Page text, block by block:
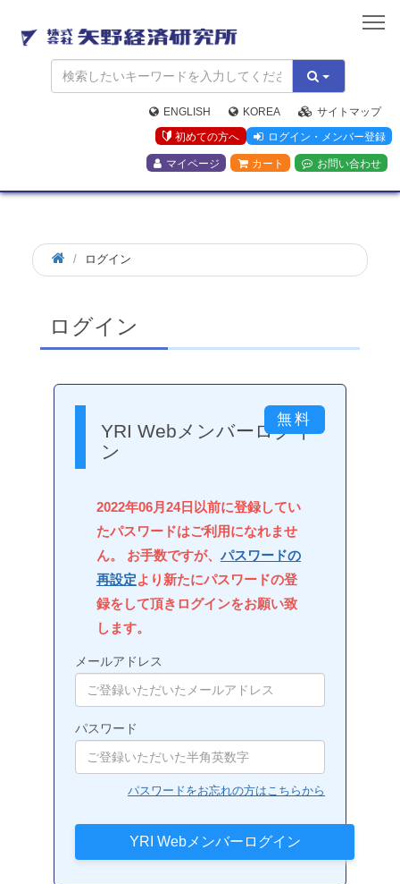
矢
野
経
済
研
究
所
ENGLISH KOREA
サイトマップ
初めての方へ
ログイン・メンバー登録
マイページ カート お問い合わせ
ログイン
ログイン
YRI Webメンバーログイ
ン
2022年06月24日以前に登録してい
たパスワードはご利用になれませ
ん。 お手数ですが、 パスワードの
再設定より新たにパスワードの登
録をして頂きログインをお願い致
します。
メールアドレス
パスワード
パスワードをお忘れの方はこちらから